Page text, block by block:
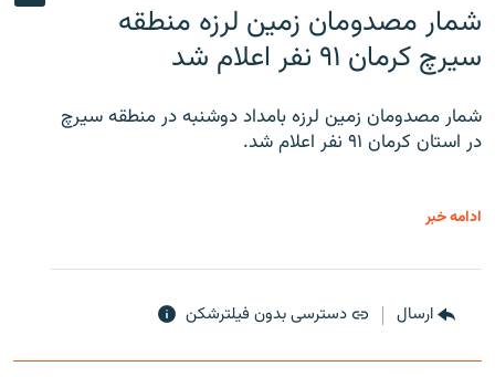
شمار مصدومان زمین لرزه منطقه
سیرچ کرمان ۹۱ نفر اعلام شد
شمار مصدومان زمین لرزه بامداد دوشنبه در منطقه سیرچ
در استان کرمان ۹۱ نفر اعلام شد.
ادامه خبر
ارسال دسترسی بدون فیلترشکن